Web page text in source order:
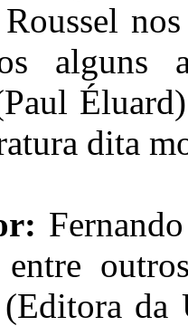
alguns
dita
entre